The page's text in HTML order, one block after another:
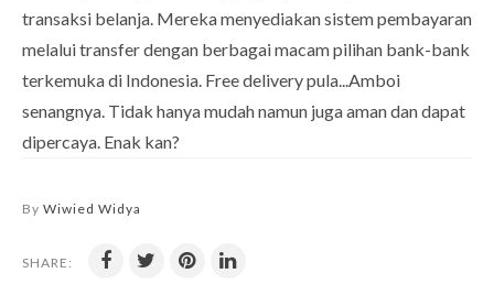
transaksi belanja. Mereka menyediakan sistem pembayaran
melalui transfer dengan berbagai macam pilihan bank-bank
terkemuka di Indonesia. Free delivery pula...Amboi
senangnya. Tidak hanya mudah namun juga aman dan dapat
dipercaya. Enak kan?
By Wiwied Widya
SHARE: